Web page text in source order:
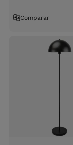
Comparar